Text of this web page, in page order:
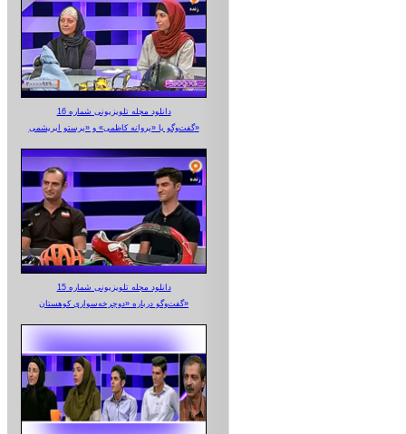
دانلود مجله تلویزیونی شماره 16
گفت‌وگو با «پروانه کاظمی» و «پرستو‌ ابریشمی»
دانلود مجله تلویزیونی شماره 15
گفت‌وگو درباره «دوچرخه‌سواری کوهستان»